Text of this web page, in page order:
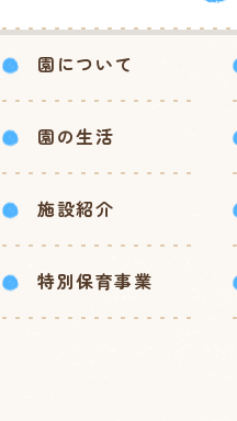
園について
園の生活
施設紹介
特別保育事業